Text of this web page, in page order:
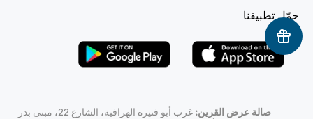
حمّل تطبيقنا
صالة عرض القرين:
غرب أبو فتيرة الهرافية، الشارع 22، مبنى بدر